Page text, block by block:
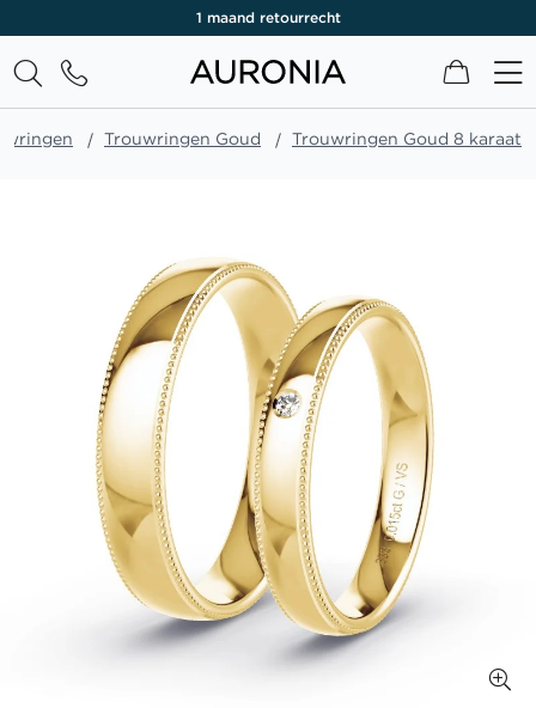
1 maand retourrecht
Trouwringen Goud Trouwringen Goud 8 karaat